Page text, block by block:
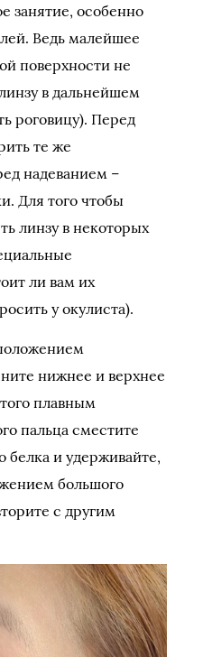
занятие, особенно
Ведь малейшее
поверхности не
в дальнейшем
роговицу). Перед
те же
надеванием –
Для того чтобы
линзу в некоторых
ли вам их
у окулиста).
нижнее и верхнее
плавным
пальца сместите
белка и удерживайте,
большого
с другим